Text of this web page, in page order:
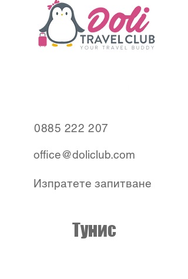
0885 222 207
office@doliclub.com
Изпратете запитване
Тунис